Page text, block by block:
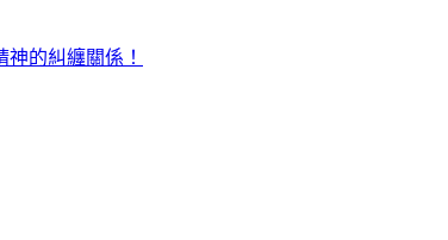
的糾纏關係！